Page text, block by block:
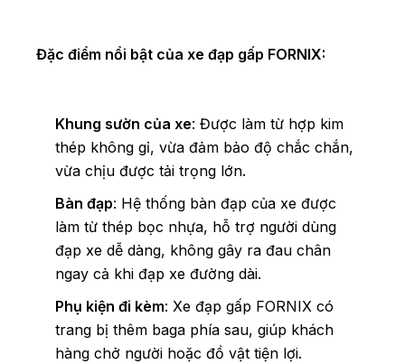
Đặc điểm nổi bật của xe đạp gấp FORNIX:
Khung sườn của xe: Được làm từ hợp kim
thép không gỉ, vừa đảm bảo độ chắc chắn,
vừa chịu được tải trọng lớn.
Bàn đạp: Hệ thống bàn đạp của xe được
làm từ thép bọc nhựa, hỗ trợ người dùng
đạp xe dễ dàng, không gây ra đau chân
ngay cả khi đạp xe đường dài.
Phụ kiện đi kèm: Xe đạp gấp FORNIX có
trang bị thêm baga phía sau, giúp khách
hàng chở người hoặc đồ vật tiện lợi.